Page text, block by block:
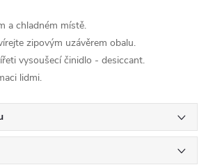
a chladném místě.
zipovým uzávěrem obalu.
vysoušecí činidlo - desiccant.
lidmi.